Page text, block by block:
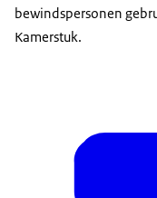
bewindspersonen
Kamerstuk.